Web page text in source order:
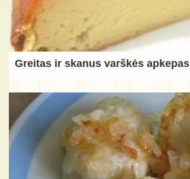
Greitas ir skanus varškės apkepas